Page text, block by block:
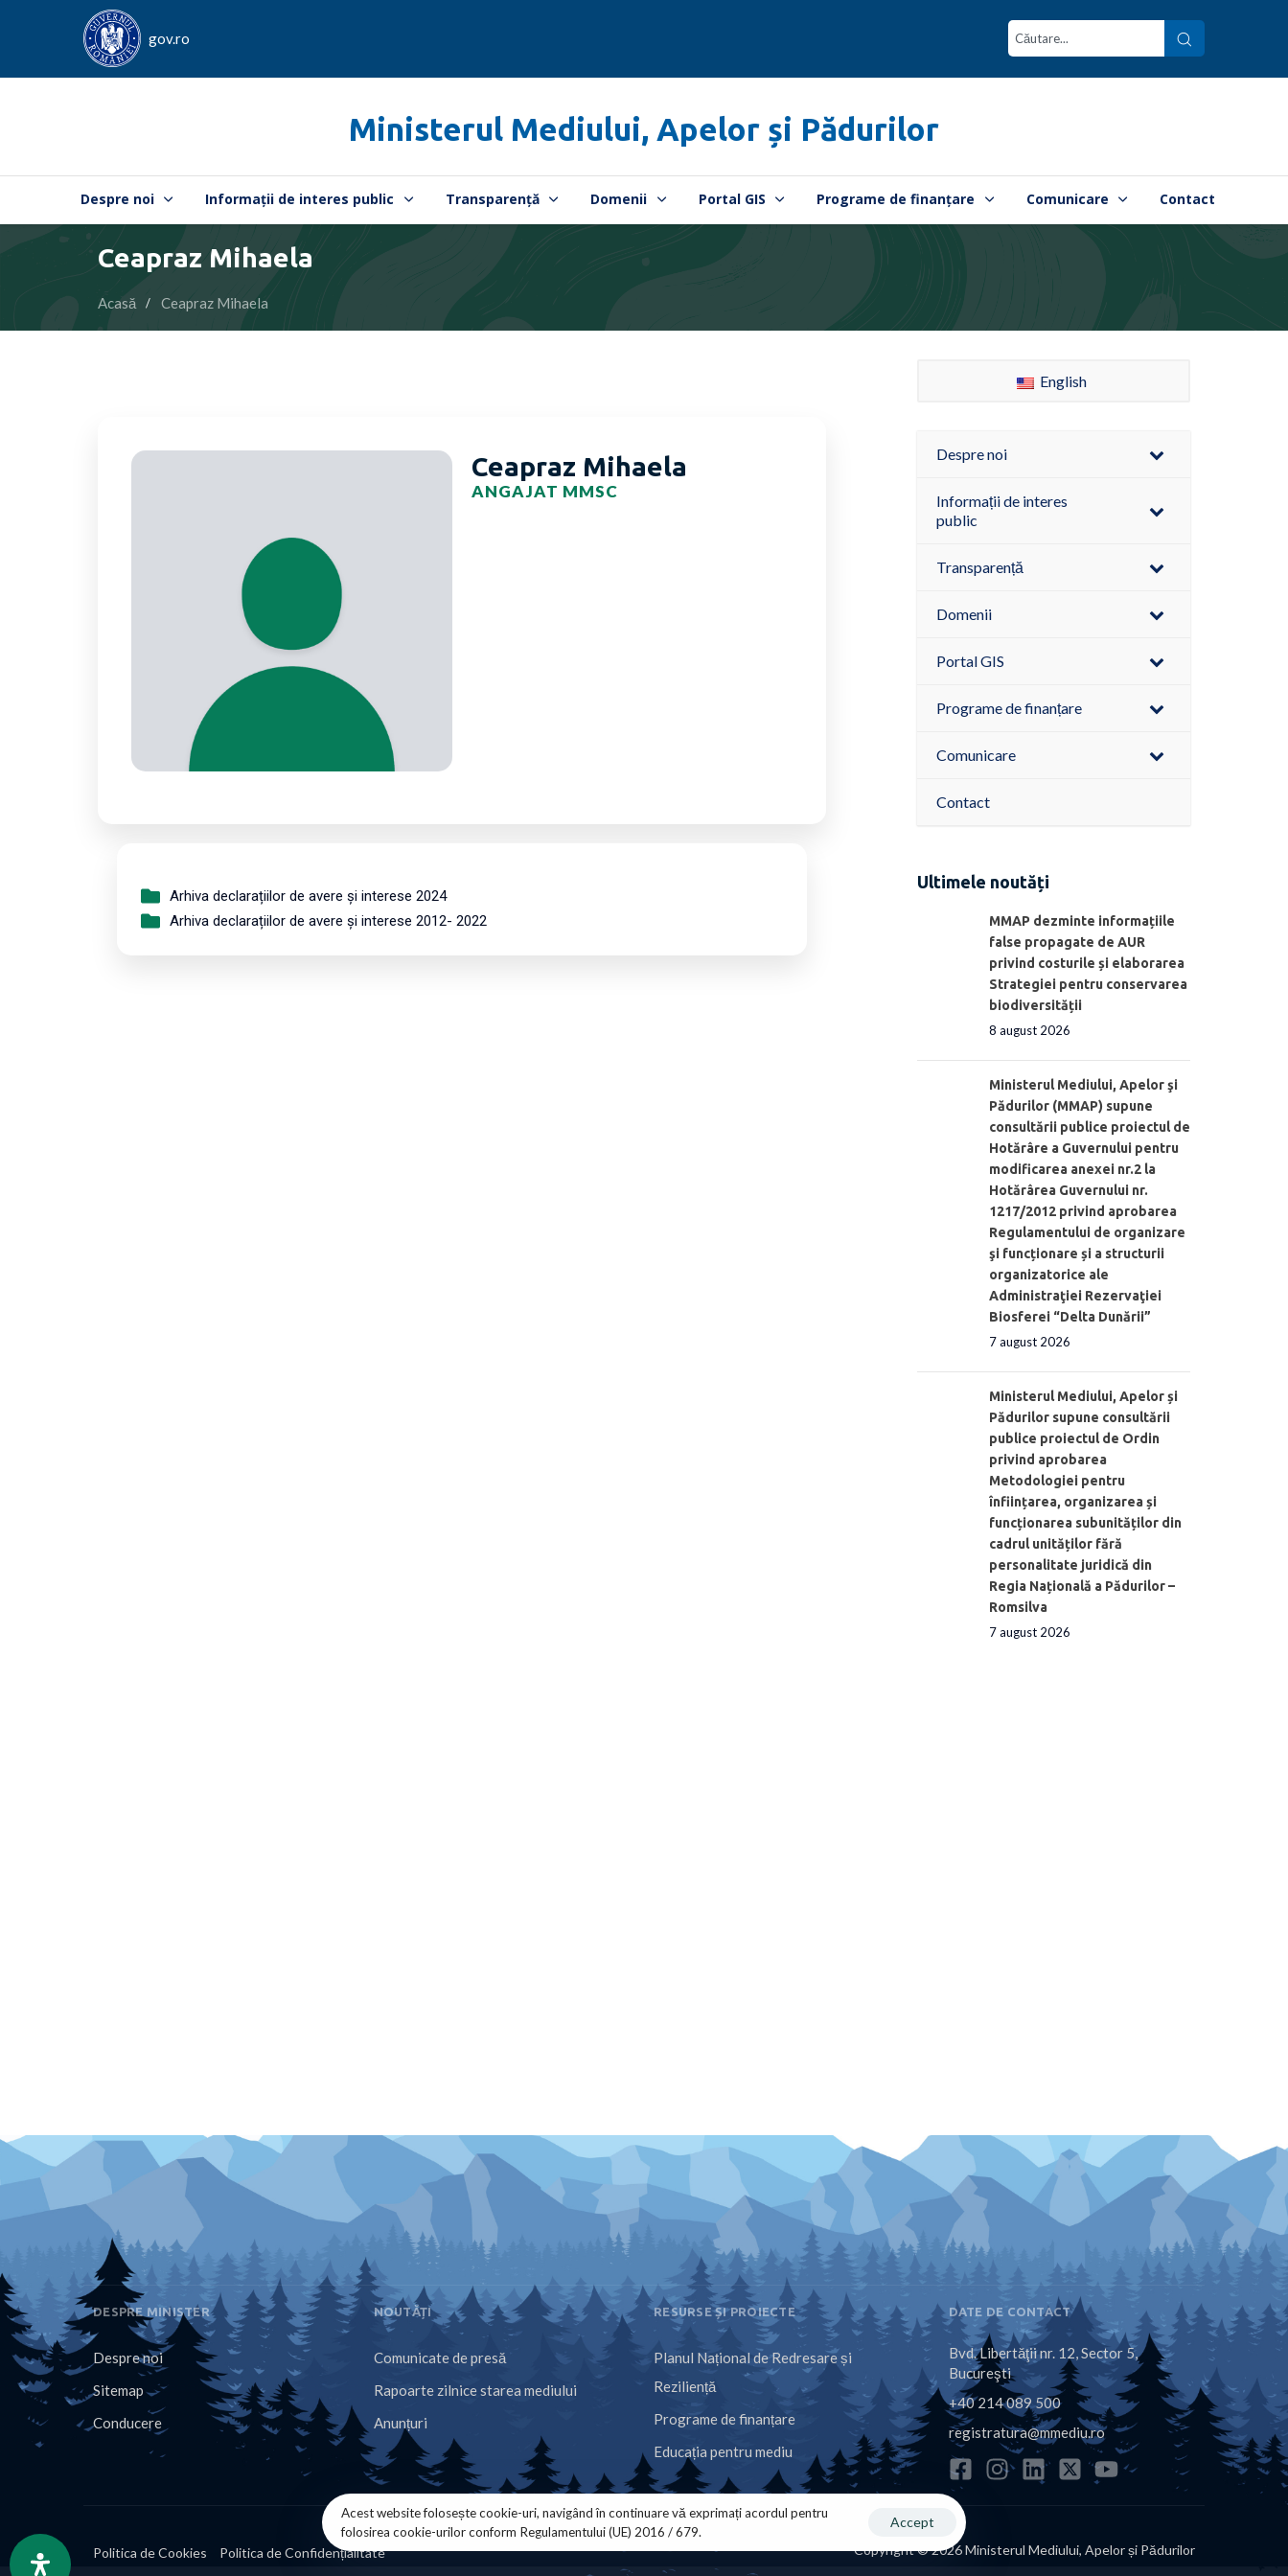
gov.ro
Ministerul Mediului, Apelor și Pădurilor
Despre noi Informații de interes public Transparență Domenii Portal GIS Programe de finanțare Comunicare Contact
Ceapraz Mihaela
Acasă Ceapraz Mihaela
Ceapraz Mihaela
ANGAJAT MMSC
Arhiva declarațiilor de avere și interese 2024
Arhiva declarațiilor de avere și interese 2012- 2022
English
Despre noi
Informații de interes
public
Transparență
Domenii
Portal GIS
Programe de finanțare
Comunicare
Contact
Ultimele noutăți
MMAP dezminte informațiile
false propagate de AUR
privind costurile și elaborarea
Strategiei pentru conservarea
biodiversității
8 august 2026
Ministerul Mediului, Apelor şi
Pădurilor (MMAP) supune
consultării publice proiectul de
Hotărâre a Guvernului pentru
modificarea anexei nr.2 la
Hotărârea Guvernului nr.
1217/2012 privind aprobarea
Regulamentului de organizare
şi funcționare și a structurii
organizatorice ale
Administraţiei Rezervaţiei
Biosferei “Delta Dunării”
7 august 2026
Ministerul Mediului, Apelor și
Pădurilor supune consultării
publice proiectul de Ordin
privind aprobarea
Metodologiei pentru
înființarea, organizarea și
funcționarea subunităților din
cadrul unităților fără
personalitate juridică din
Regia Națională a Pădurilor –
Romsilva
7 august 2026
DESPRE MINISTER
Despre noi
Sitemap
Conducere
NOUTĂȚI
Comunicate de presă
Rapoarte zilnice starea mediului
Anunțuri
RESURSE ȘI PROIECTE
Planul Național de Redresare și
Reziliență
Programe de finanțare
Educația pentru mediu
DATE DE CONTACT
Bvd. Libertăţii nr. 12, Sector 5,
Bucureşti
+40 214 089 500
registratura@mmediu.ro
Politica de Cookies Politica de Confidențialitate Copyright © 2026 Ministerul Mediului, Apelor și Pădurilor
Acest website folosește cookie-uri, navigând în continuare vă exprimați acordul pentru
folosirea cookie-urilor conform Regulamentului (UE) 2016 / 679.
Accept